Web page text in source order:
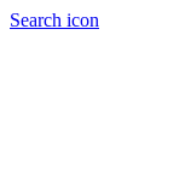
Search icon